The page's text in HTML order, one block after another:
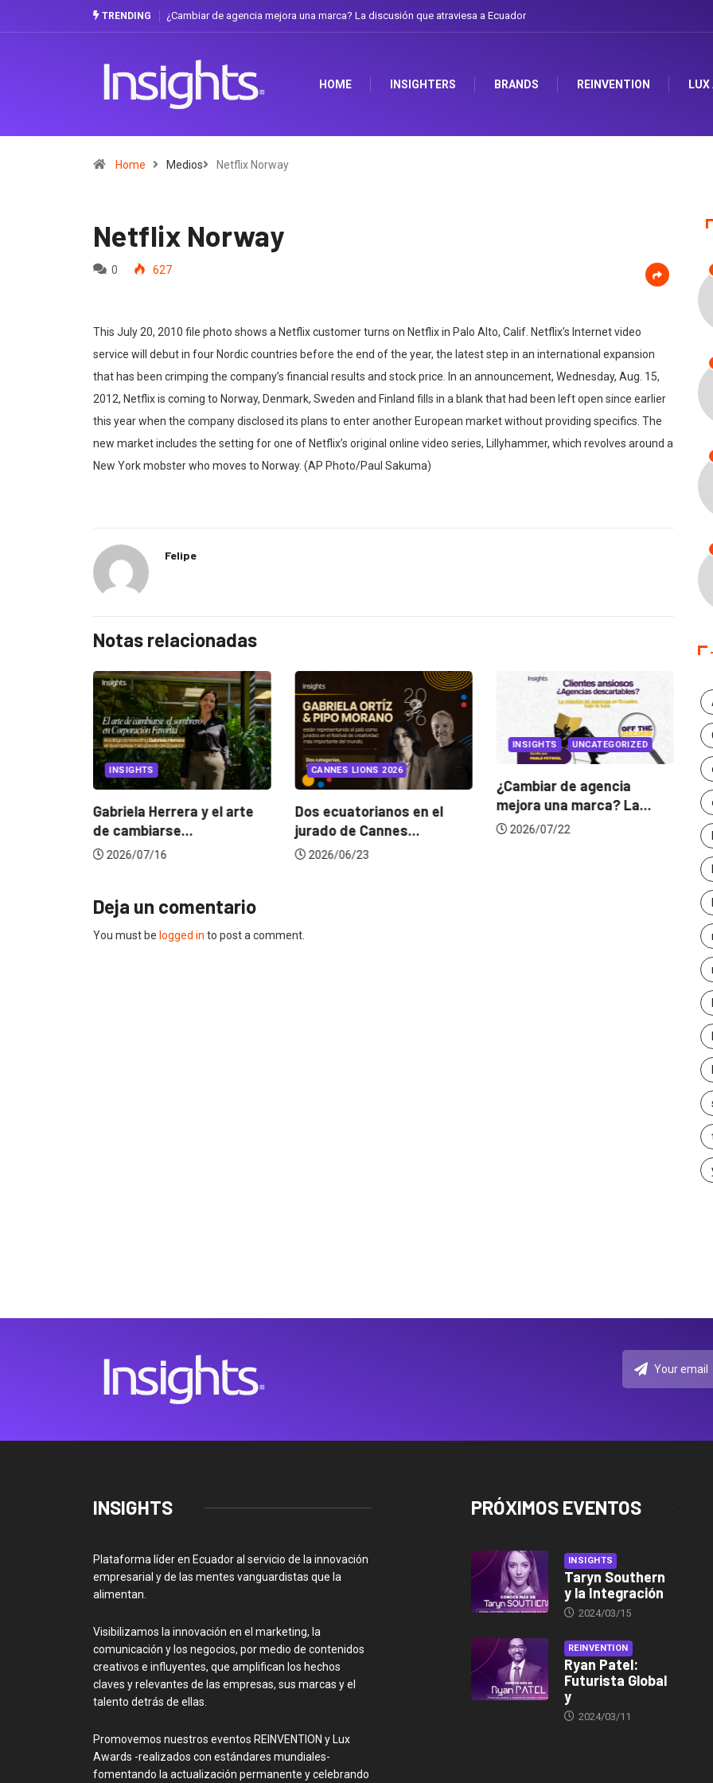
TRENDING
¿Cambiar de agencia mejora una marca? La discusión que atraviesa a EcuadorGabriela Herrera y el arte de cambiarse el sombrero en
HOME INSIGHTERS BRANDS REINVENTION LUX
Home Medios Netflix Norway
Netflix Norway
0 627
This July 20, 2010 file photo shows a Netflix customer turns on Netflix in Palo Alto, Calif. Netflix’s Internet video
service will debut in four Nordic countries before the end of the year, the latest step in an international expansion
that has been crimping the company’s financial results and stock price. In an announcement, Wednesday, Aug. 15,
2012, Netflix is coming to Norway, Denmark, Sweden and Finland fills in a blank that had been left open since earlier
this year when the company disclosed its plans to enter another European market without providing specifics. The
new market includes the setting for one of Netflix’s original online video series, Lillyhammer, which revolves around a
New York mobster who moves to Norway. (AP Photo/Paul Sakuma)
Felipe
Notas relacionadas
INSIGHTS
Gabriela Herrera y el arte
de cambiarse...
2026/07/16
CANNES LIONS 2026
Dos ecuatorianos en el
jurado de Cannes...
2026/06/23
INSIGHTS UNCATEGORIZED
¿Cambiar de agencia
mejora una marca? La...
2026/07/22
Deja un comentario
You must be logged in to post a comment.
INSIGHTS
Plataforma líder en Ecuador al servicio de la innovación
empresarial y de las mentes vanguardistas que la
alimentan.
Visibilizamos la innovación en el marketing, la
comunicación y los negocios, por medio de contenidos
creativos e influyentes, que amplifican los hechos
claves y relevantes de las empresas, sus marcas y el
talento detrás de ellas.
Promovemos nuestros eventos REINVENTION y Lux
Awards -realizados con estándares mundiales-
fomentando la actualización permanente y celebrando
PRÓXIMOS EVENTOS
INSIGHTS
Taryn Southern
y la Integración
2024/03/15
REINVENTION
Ryan Patel:
Futurista Global
y
2024/03/11